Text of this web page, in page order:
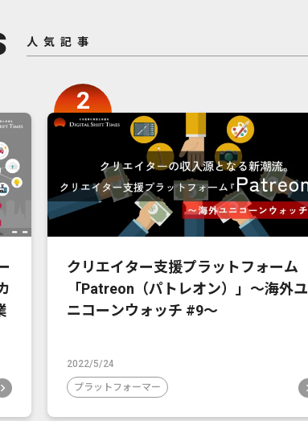
人気記事
クリエイター支援プラットフォーム
「Patreon（パトレオン）」〜海外ユ
ニコーンウォッチ #9〜
2022/5/24
プラットフォーマー